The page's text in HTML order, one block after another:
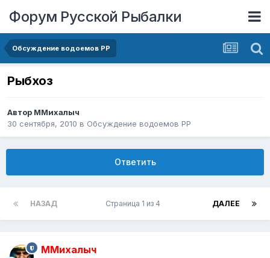
Форум Русской Рыбалки
Обсуждение водоемов РР
Рыбхоз
Автор ММихалыч
30 сентября, 2010 в Обсуждение водоемов РР
Ответить
НАЗАД ДАЛЕЕ
Страница 1 из 4
ММихалыч